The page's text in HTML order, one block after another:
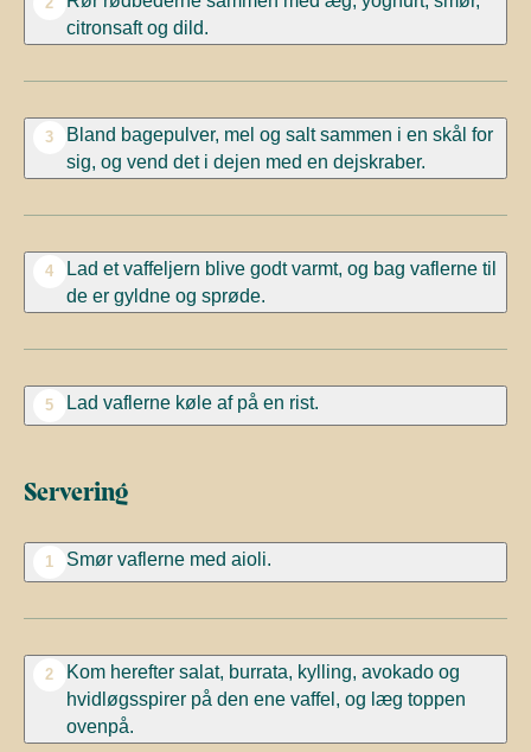
citronsaft og dild.
3
Bland bagepulver, mel og salt sammen i en skål for
sig, og vend det i dejen med en dejskraber.
4
Lad et vaffeljern blive godt varmt, og bag vaflerne til
de er gyldne og sprøde.
5 Lad vaflerne køle af på en rist.
Servering
1 Smør vaflerne med aioli.
2
Kom herefter salat, burrata, kylling, avokado og
hvidløgsspirer på den ene vaffel, og læg toppen
ovenpå.